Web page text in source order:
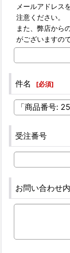
メールアドレス
注意ください。
また、弊店から
がございますの
件名 [必須]
受注番号
お問い合わせ